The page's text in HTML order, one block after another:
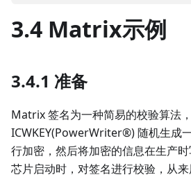
3.4 Matrix示例
3.4.1 准备
Matrix 签名为一种简易的校验算法，
ICWKEY(PowerWriter®) 随机生成
行加密，然后将加密的信息在生产
芯片启动时，对签名进行校验，从